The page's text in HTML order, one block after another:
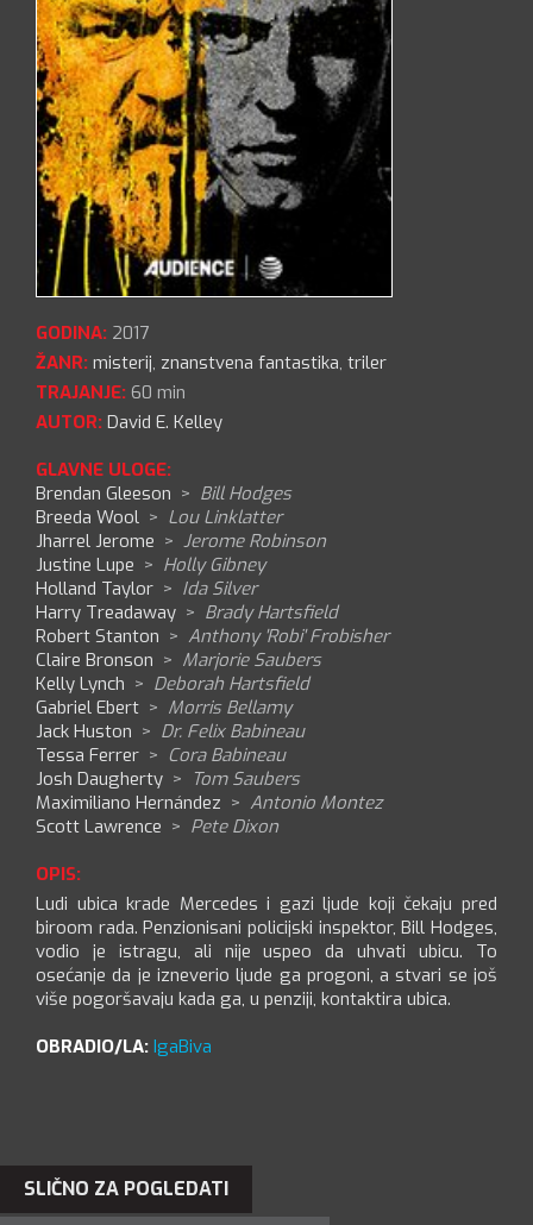
GODINA: 2017
ŽANR: misterij, znanstvena fantastika, triler
TRAJANJE: 60 min
AUTOR: David E. Kelley
GLAVNE ULOGE:
Brendan Gleeson > Bill Hodges
Breeda Wool > Lou Linklatter
Jharrel Jerome > Jerome Robinson
Justine Lupe > Holly Gibney
Holland Taylor > Ida Silver
Harry Treadaway > Brady Hartsfield
Robert Stanton > Anthony 'Robi' Frobisher
Claire Bronson > Marjorie Saubers
Kelly Lynch > Deborah Hartsfield
Gabriel Ebert > Morris Bellamy
Jack Huston > Dr. Felix Babineau
Tessa Ferrer > Cora Babineau
Josh Daugherty > Tom Saubers
Maximiliano Hernández > Antonio Montez
Scott Lawrence > Pete Dixon
OPIS:
Ludi ubica krade Mercedes i gazi ljude koji čekaju pred
biroom rada. Penzionisani policijski inspektor, Bill Hodges,
vodio je istragu, ali nije uspeo da uhvati ubicu. To
osećanje da je izneverio ljude ga progoni, a stvari se još
više pogoršavaju kada ga, u penziji, kontaktira ubica.
OBRADIO/LA: IgaBiva
SLIČNO ZA POGLEDATI